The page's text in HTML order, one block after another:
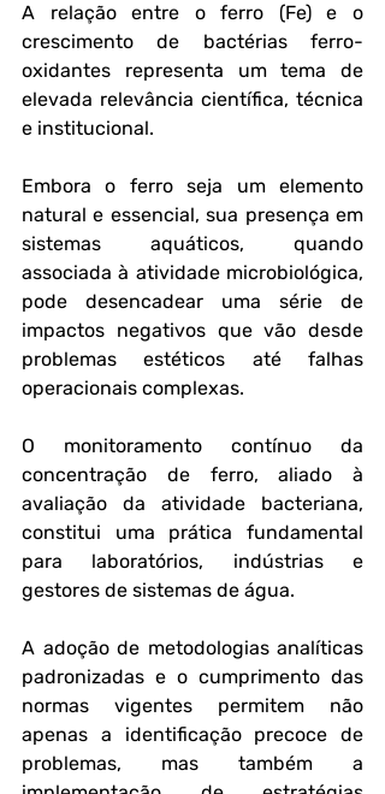
A relação entre o ferro (Fe) e o
crescimento de bactérias ferro-
oxidantes representa um tema de
elevada relevância científica, técnica
e institucional.
Embora o ferro seja um elemento
natural e essencial, sua presença em
sistemas aquáticos, quando
associada à atividade microbiológica,
pode desencadear uma série de
impactos negativos que vão desde
problemas estéticos até falhas
operacionais complexas.
O monitoramento contínuo da
concentração de ferro, aliado à
avaliação da atividade bacteriana,
constitui uma prática fundamental
para laboratórios, indústrias e
gestores de sistemas de água.
A adoção de metodologias analíticas
padronizadas e o cumprimento das
normas vigentes permitem não
apenas a identificação precoce de
problemas, mas também a